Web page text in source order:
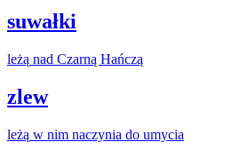
suwałki
leżą nad Czarną Hańczą
zlew
leżą w nim naczynia do umycia